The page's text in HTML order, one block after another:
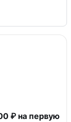
₽ на первую